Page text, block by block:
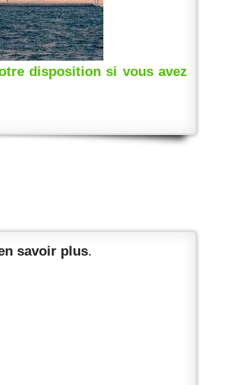
disposition si vous avez
savoir plus.